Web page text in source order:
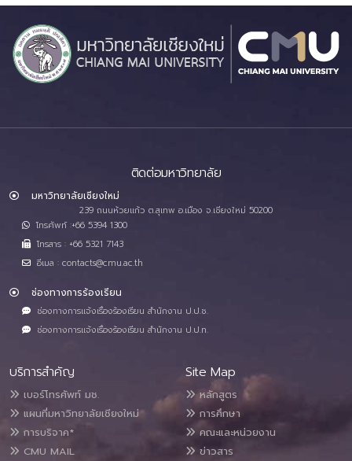
ติดต่อมหาวิทยาลัย
มหาวิทยาลัยเชียงใหม่
239 ถนนห้วยแก้ว ต.สุเทพ อ.เมือง จ.เชียงใหม่ 50200
โทรศัพท์ :+66 5394 1300
โทรสาร : +66 5321 7143
อีเมล : contacts@cmu.ac.th
ช่องทางการร้องเรียน
ช่องทางการแจ้งเรื่องร้องเรียน สำนักงาน ป.ป.ช.
ช่องทางการแจ้งเรื่องร้องเรียน สำนักงาน ป.ป.ท.
บริการสำคัญ
เบอร์โทรศัพท์ มช.
แผนที่มหาวิทยาลัยเชียงใหม่
การบริจาค*
CMU MAIL
Site Map
หลักสูตร
การศึกษา
คณะและหน่วยงาน
ข่าวสาร